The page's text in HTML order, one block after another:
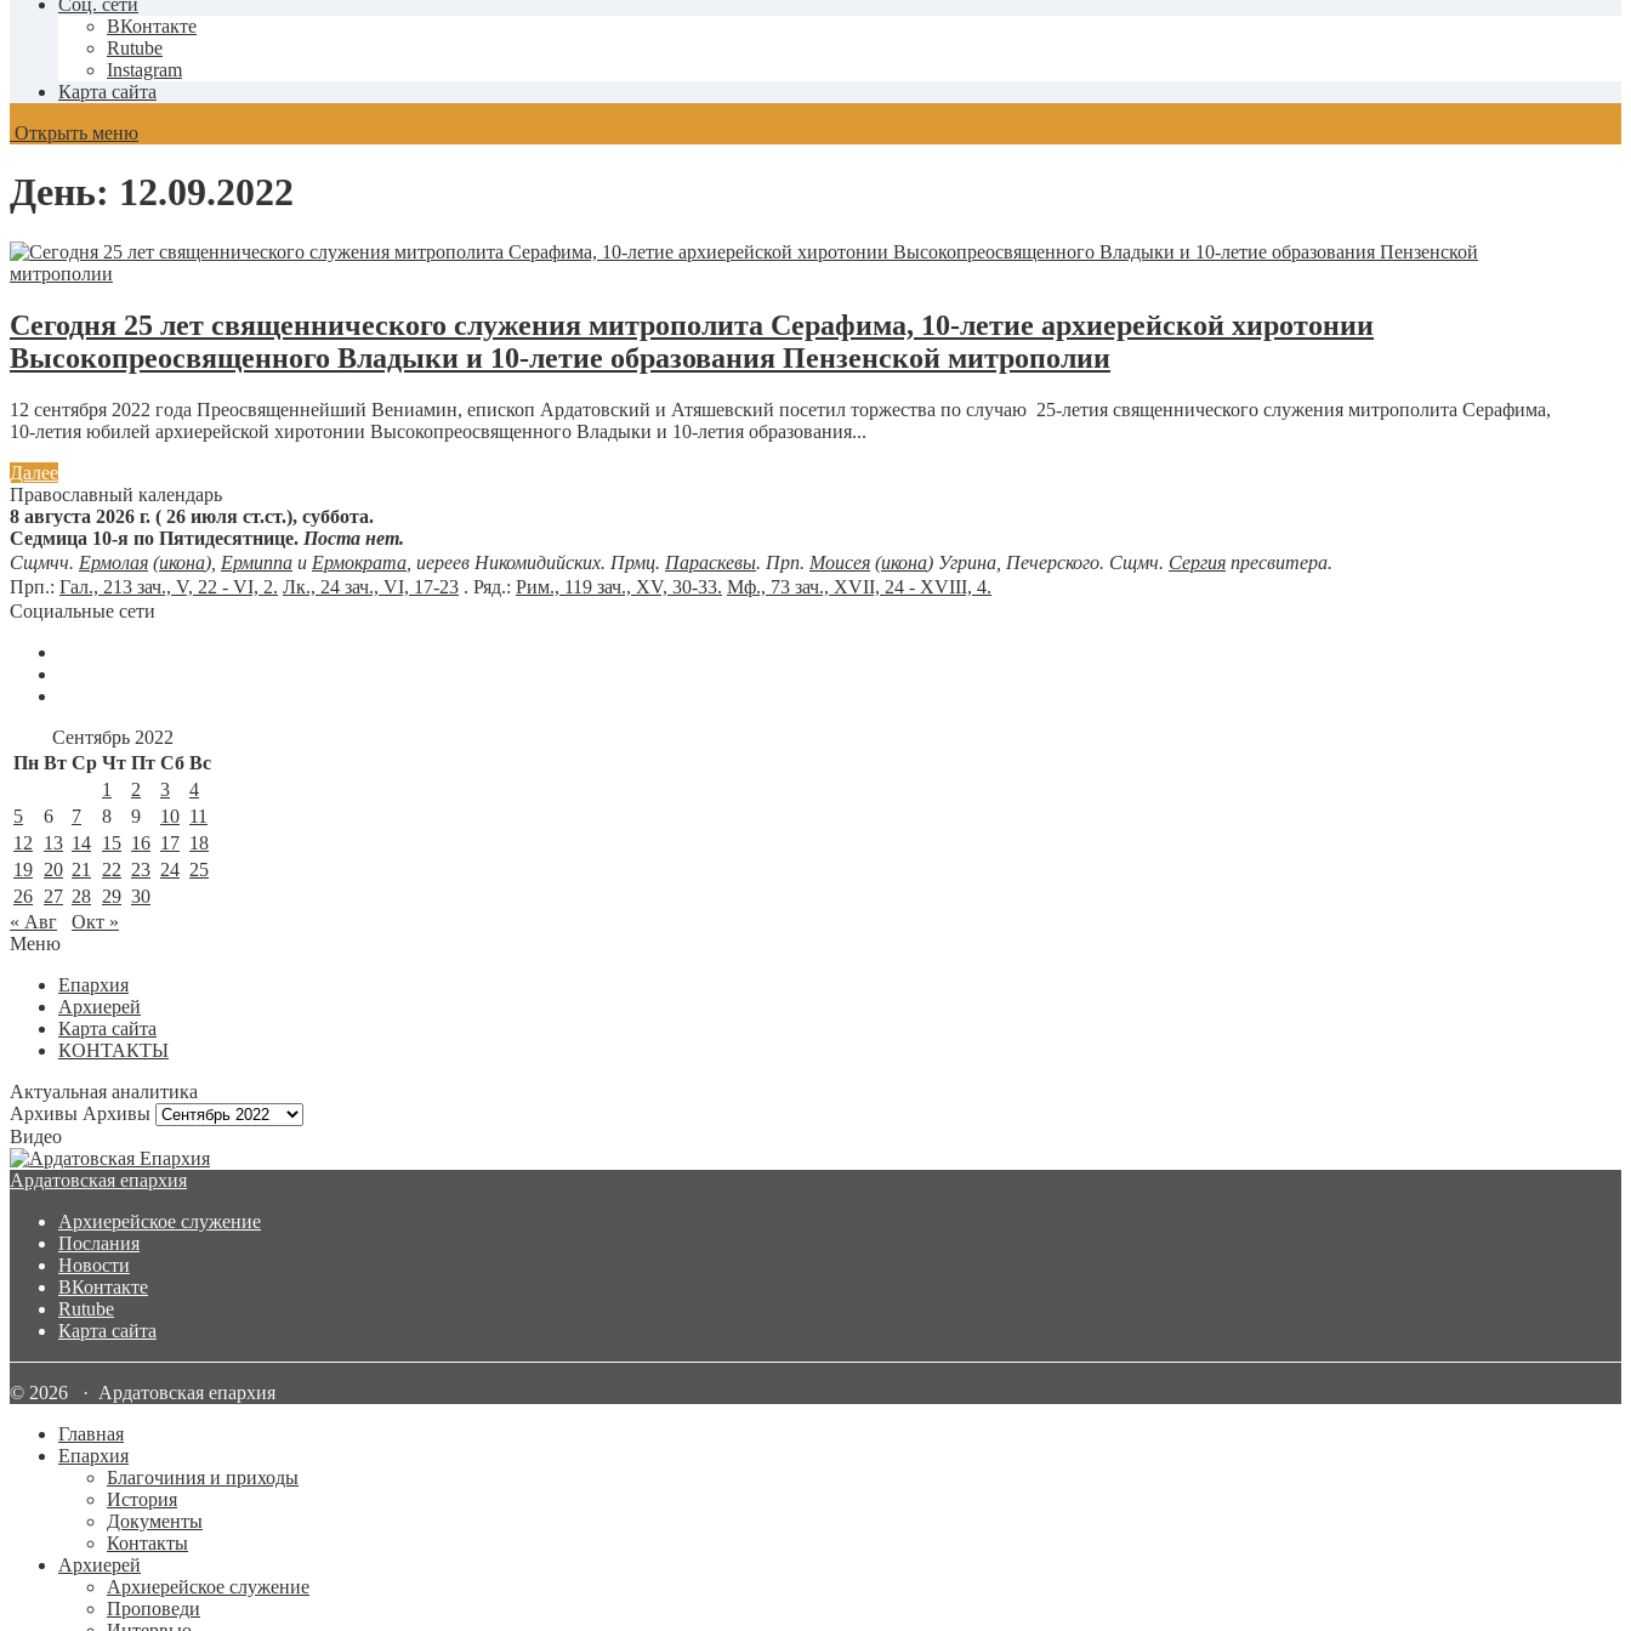
Соц. сети
ВКонтакте
Rutube
Instagram
Карта сайта
Открыть меню
День: 12.09.2022
Сегодня 25 лет священнического служения митрополита Серафима, 10-летие архиерейской хиротонии
Высокопреосвященного Владыки и 10-летие образования Пензенской митрополии
12 сентября 2022 года Преосвященнейший Вениамин, епископ Ардатовский и Атяшевский посетил торжества по случаю 25-летия священнического служения митрополита Серафима,
10-летия юбилей архиерейской хиротонии Высокопреосвященного Владыки и 10-летия образования...
Далее
Православный календарь
8 августа 2026 г. ( 26 июля ст.ст.), суббота.
Седмица 10-я по Пятидесятнице. Поста нет.
Сщмчч. Ермолая (икона), Ермиппа и Ермократа , иереев Никомидийских. Прмц. Параскевы. Прп. Моисея (икона) Угрина, Печерского. Сщмч. Сергия пресвитера.
Прп.: Гал., 213 зач., V, 22 - VI, 2. Лк., 24 зач., VI, 17-23 . Ряд.: Рим., 119 зач., XV, 30-33. Мф., 73 зач., XVII, 24 - XVIII, 4.
Социальные сети
Сентябрь 2022
Пн Вт Ср Чт Пт Сб Вс
1
2 3
4
5
6 7 8 9 10 11
12
13 14 15 16 17 18
19 20 21 22 23 24 25
26 27 28 29 30
« Авг
Окт »
Меню
Епархия
Архиерей
Карта сайта
КОНТАКТЫ
Актуальная аналитика
Архивы Архивы
Видео
Ардатовская епархия
Архиерейское служение
Послания
Новости
ВКонтакте
Rutube
Карта сайта
© 2026 · Ардатовская епархия
Главная
Епархия
Благочиния и приходы
История
Документы
Контакты
Архиерей
Архиерейское служение
Проповеди